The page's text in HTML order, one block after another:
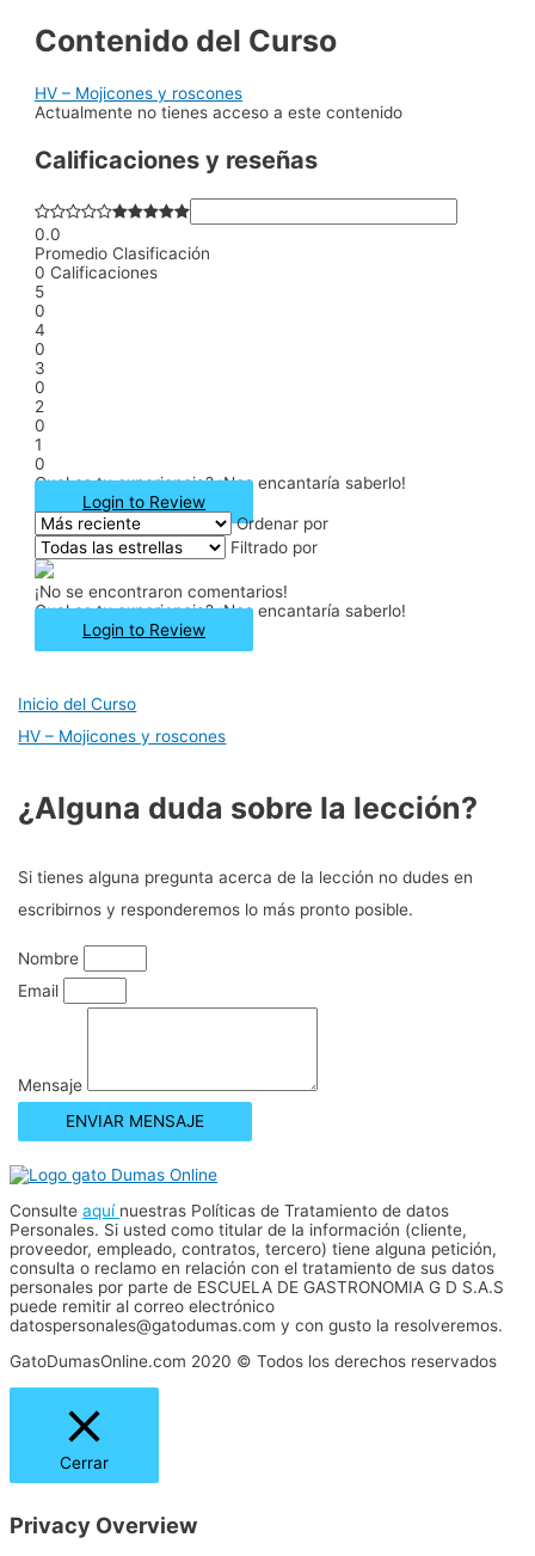
Inicio del Curso
HV – Mojicones y roscones
¿Alguna duda sobre la lección?
Si tienes alguna pregunta acerca de la lección no dudes en
escribirnos y responderemos lo más pronto posible.
Nombre
Email
Mensaje
ENVIAR MENSAJE
Contenido del Curso
HV – Mojicones y roscones
Actualmente no tienes acceso a este contenido
Calificaciones y reseñas
0.0
Promedio Clasificación
0 Calificaciones
5
0
4
0
3
0
2
0
1
0
Cual es tu experiencia? ¡Nos encantaría saberlo!
Login to Review
Ordenar por
Filtrado por
¡No se encontraron comentarios!
Cual es tu experiencia? ¡Nos encantaría saberlo!
Login to Review
Consulte aquí nuestras Políticas de Tratamiento de datos
Personales. Si usted como titular de la información (cliente,
proveedor, empleado, contratos, tercero) tiene alguna petición,
consulta o reclamo en relación con el tratamiento de sus datos
personales por parte de ESCUELA DE GASTRONOMIA G D S.A.S
puede remitir al correo electrónico
datospersonales@gatodumas.com y con gusto la resolveremos.
GatoDumasOnline.com 2020 © Todos los derechos reservados
Cerrar
Privacy Overview